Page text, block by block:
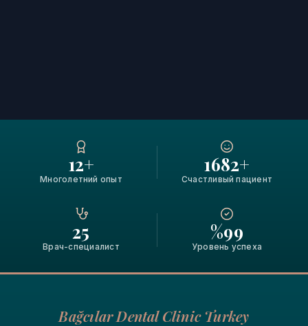
12+
Многолетний опыт
1682+
Счастливый пациент
25
Врач-специалист
%99
Уровень успеха
Bağcılar Dental Clinic Turkey